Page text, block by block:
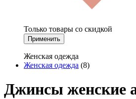
Только товары со скидкой
Применить
Женская одежда
Женская одежда (8)
Джинсы женские